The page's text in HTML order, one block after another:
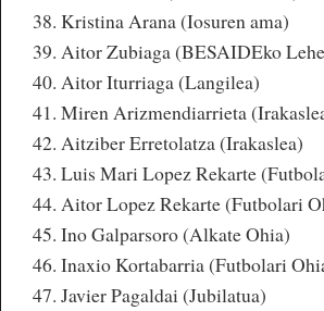
Kristina Arana (Iosuren ama)
Aitor Zubiaga (BESAIDEko
Aitor Iturriaga (Langilea)
Miren Arizmendiarrieta
Aitziber Erretolatza (Irakaslea)
Luis Mari Lopez Rekarte
Aitor Lopez Rekarte (Futbolari
Ino Galparsoro (Alkate Ohia)
Inaxio Kortabarria (Futbolari
Javier Pagaldai (Jubilatua)